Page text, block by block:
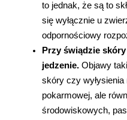
to jednak, że są to
się wyłącznie u
odpornościowy
Przy świądzie
jedzenie. Objawy
skóry czy
pokarmowej, ale
środowiskowych,